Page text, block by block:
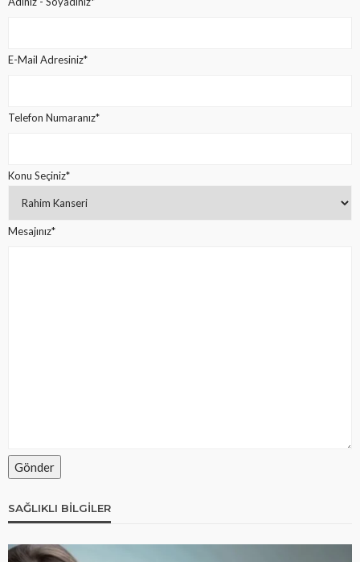
E-Mail Adresiniz*
Telefon Numaranız*
Konu Seçiniz*
Mesajınız*
SAĞLIKLI BILGILER